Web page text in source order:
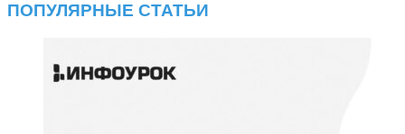
ПОПУЛЯРНЫЕ СТАТЬИ